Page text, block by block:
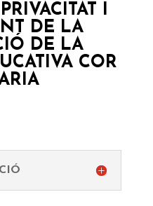
I
DE LA
DE LA
COR